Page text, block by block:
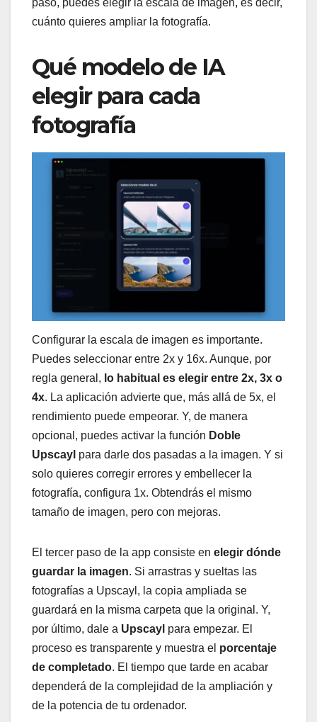
cuánto quieres ampliar la fotografía.
Qué modelo de IA
elegir para cada
fotografía
Configurar la escala de imagen es importante.
Puedes seleccionar entre 2x y 16x. Aunque, por
regla general, lo habitual es elegir entre 2x, 3x o
4x. La aplicación advierte que, más allá de 5x, el
rendimiento puede empeorar. Y, de manera
opcional, puedes activar la función Doble
Upscayl para darle dos pasadas a la imagen. Y si
solo quieres corregir errores y embellecer la
fotografía, configura 1x. Obtendrás el mismo
tamaño de imagen, pero con mejoras.
El tercer paso de la app consiste en elegir dónde
guardar la imagen. Si arrastras y sueltas las
fotografías a Upscayl, la copia ampliada se
guardará en la misma carpeta que la original. Y,
por último, dale a Upscayl para empezar. El
proceso es transparente y muestra el porcentaje
de completado. El tiempo que tarde en acabar
dependerá de la complejidad de la ampliación y
de la potencia de tu ordenador.